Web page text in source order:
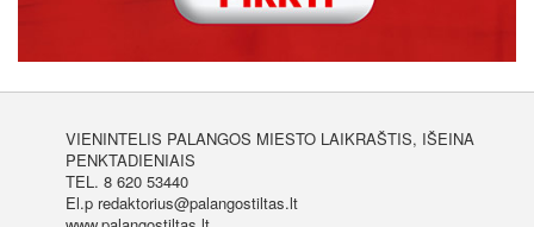
VIENINTELIS PALANGOS MIESTO LAIKRAŠTIS, IŠEINA
PENKTADIENIAIS
TEL. 8 620 53440
El.p redaktorius@palangostiltas.lt